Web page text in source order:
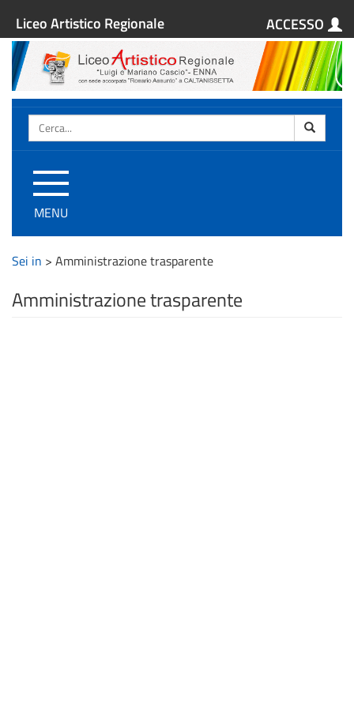
Liceo Artistico Regionale ACCESSO
Cerca
Attiva
/
disattiva
MENU
Sei in > Amministrazione trasparente
Amministrazione trasparente